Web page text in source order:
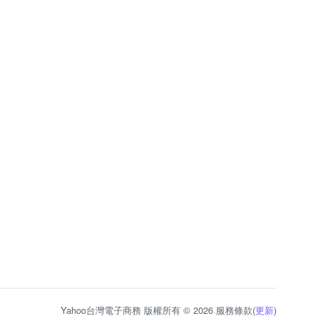
Yahoo台灣電子商務 版權所有 © 2026 服務條款(更新)